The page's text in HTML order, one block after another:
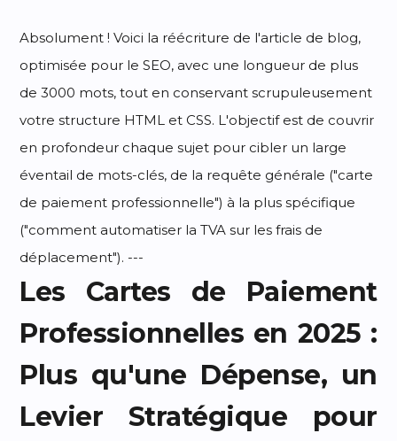
Absolument ! Voici la réécriture de l'article de blog,
optimisée pour le SEO, avec une longueur de plus
de 3000 mots, tout en conservant scrupuleusement
votre structure HTML et CSS. L'objectif est de couvrir
en profondeur chaque sujet pour cibler un large
éventail de mots-clés, de la requête générale ("carte
de paiement professionnelle") à la plus spécifique
("comment automatiser la TVA sur les frais de
déplacement"). ---
Les Cartes de Paiement
Professionnelles en 2025 :
Plus qu'une Dépense, un
Levier Stratégique pour